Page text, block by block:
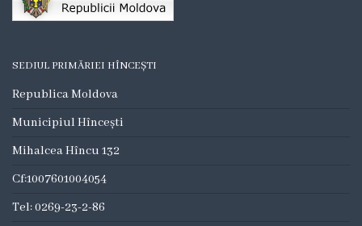
Consilieri
Deciziile
consiliului
SEDIUL PRIMĂRIEI HÎNCEȘTI
Republica Moldova
Municipiul Hîncești
Mihalcea Hîncu 132
Cf:1007601004054
Tel: 0269-23-2-86